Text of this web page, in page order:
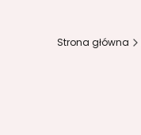
Strona główna